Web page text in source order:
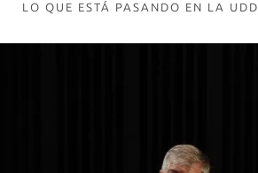
LO QUE ESTÁ PASANDO EN LA UDD